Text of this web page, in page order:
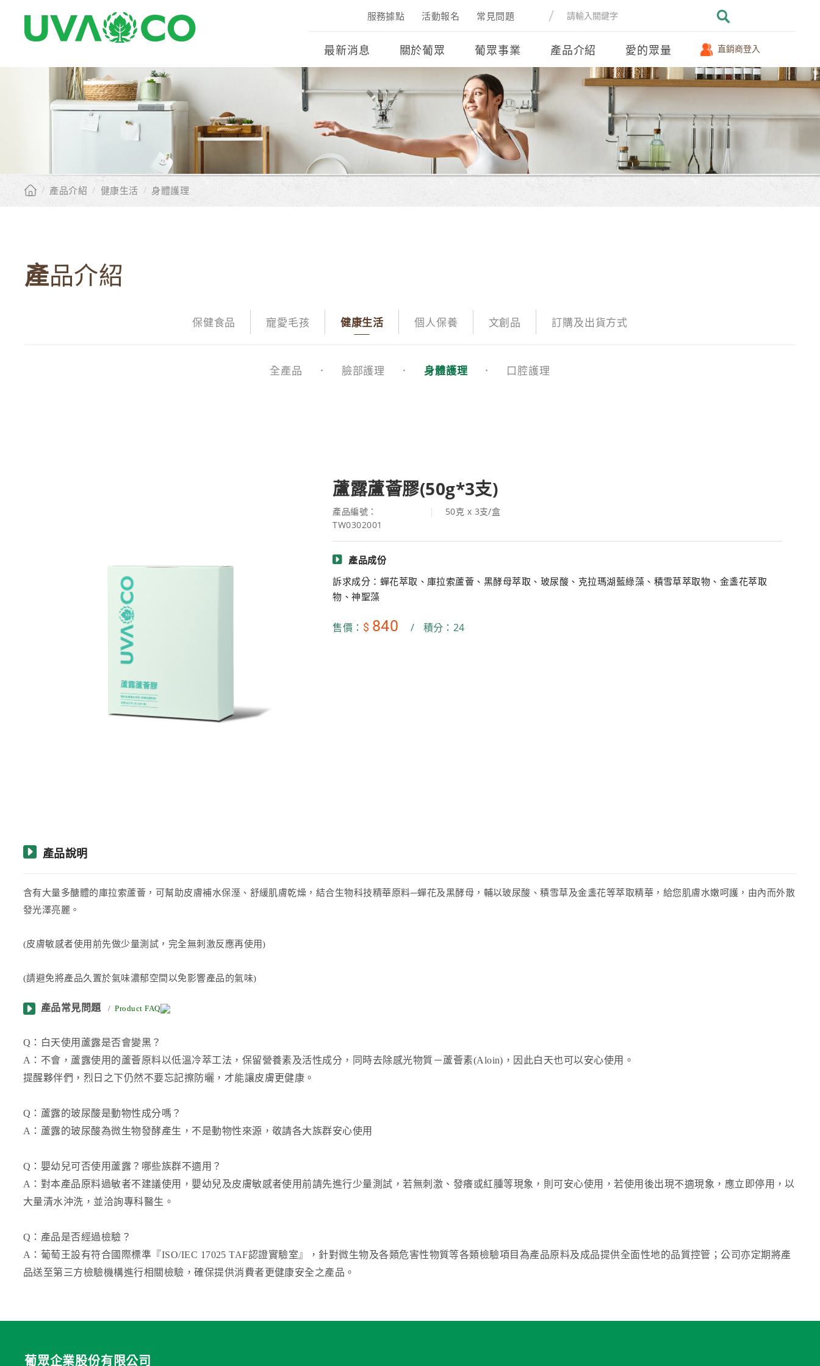
服務據點 活動報名 常見問題
最新消息 關於葡眾 葡眾事業 產品介紹 愛的眾量 直銷商登入
/ 產品介紹 / 健康生活 / 身體護理
產品介紹
保健食品 寵愛毛孩 健康生活 個人保養 文創品 訂購及出貨方式
全產品 臉部護理 身體護理 口腔護理
蘆露蘆薈膠(50g*3支)
產品編號：
TW0302001
50克 x 3支/盒
產品成份
訴求成分：蟬花萃取、庫拉索蘆薈、黑酵母萃取、玻尿酸、克拉瑪湖藍綠藻、積雪草萃取物、金盞花萃取
物、神聖藻
售價： $ 840 / 積分：24
產品說明
含有大量多醣體的庫拉索蘆薈，可幫助皮膚補水保溼、舒緩肌膚乾燥，結合生物科技精華原料─蟬花及黑酵母，輔以玻尿酸、積雪草及金盞花等萃取精華，給您肌膚水嫩呵護，由內而外散
發光澤亮麗。
(皮膚敏感者使用前先做少量測試，完全無刺激反應再使用)
(請避免將產品久置於氣味濃郁空間以免影響產品的氣味)
產品常見問題 / Product FAQ
Q：白天使用蘆露是否會變黑？
A：不會，蘆露使用的蘆薈原料以低溫冷萃工法，保留營養素及活性成分，同時去除感光物質－蘆薈素(Aloin)，因此白天也可以安心使用。
提醒夥伴們，烈日之下仍然不要忘記擦防曬，才能讓皮膚更健康。
Q：蘆露的玻尿酸是動物性成分嗎？
A：蘆露的玻尿酸為微生物發酵產生，不是動物性來源，敬請各大族群安心使用
Q：嬰幼兒可否使用蘆露？哪些族群不適用？
A：對本產品原料過敏者不建議使用，嬰幼兒及皮膚敏感者使用前請先進行少量測試，若無刺激、發癢或紅腫等現象，則可安心使用，若使用後出現不適現象，應立即停用，以
大量清水沖洗，並洽詢專科醫生。
Q：產品是否經過檢驗？
A：葡萄王設有符合國際標準『ISO/IEC 17025 TAF認證實驗室』，針對微生物及各類危害性物質等各類檢驗項目為產品原料及成品提供全面性地的品質控管；公司亦定期將產
品送至第三方檢驗機構進行相關檢驗，確保提供消費者更健康安全之產品。
葡眾企業股份有限公司